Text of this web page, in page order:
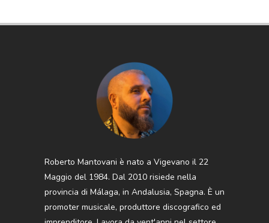
Roberto Mantovani è nato a Vigevano il 22
Maggio del 1984. Dal 2010 risiede nella
provincia di Málaga, in Andalusia, Spagna. È un
promoter musicale, produttore discografico ed